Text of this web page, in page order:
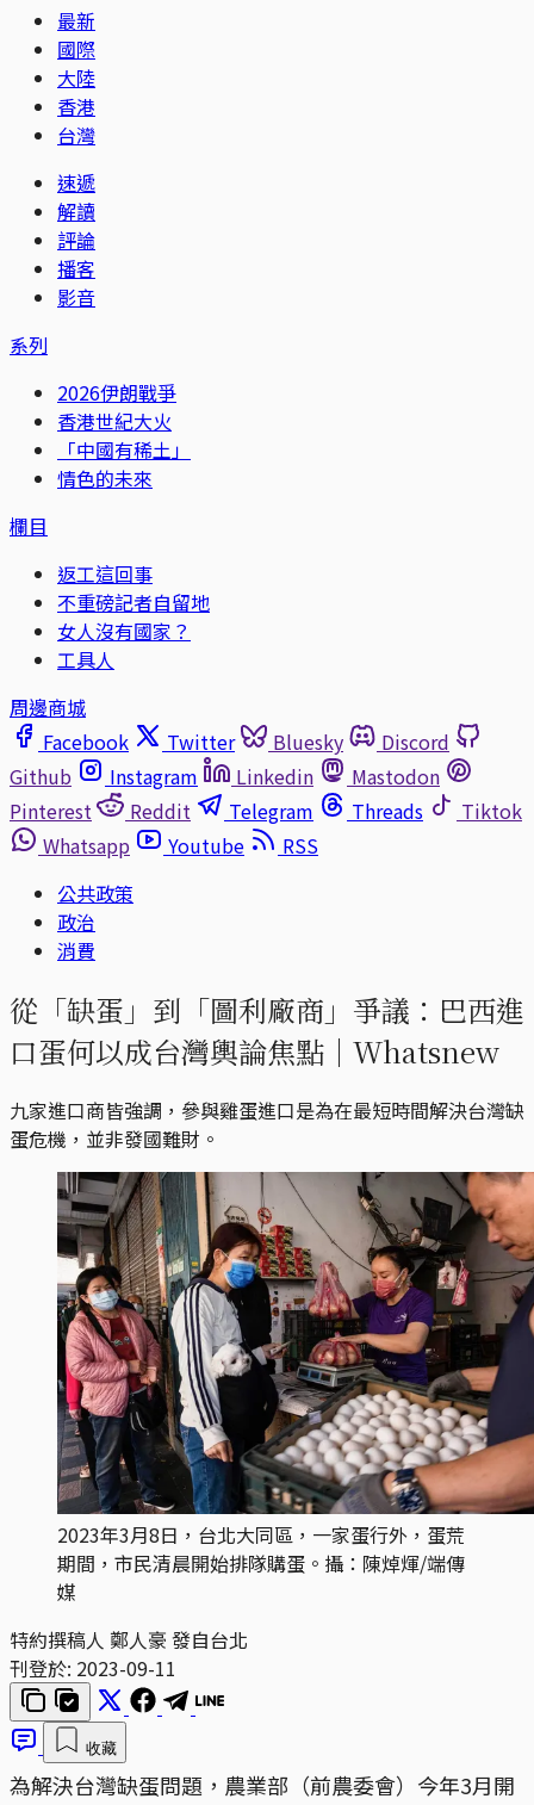
最新
國際
大陸
香港
台灣
速遞
解讀
評論
播客
影音
系列
2026伊朗戰爭
香港世紀大火
「中國有稀土」
情色的未來
欄目
返工這回事
不重磅記者自留地
女人沒有國家？
工具人
周邊商城
Facebook
Twitter Bluesky
Discord
Github
Instagram Linkedin
Mastodon
Pinterest
Reddit Telegram Threads
Tiktok
Whatsapp
Youtube
RSS
公共政策
政治
消費
從「缺蛋」到「圖利廠商」爭議：巴西進
口蛋何以成台灣輿論焦點｜Whatsnew
九家進口商皆強調，參與雞蛋進口是為在最短時間解決台灣缺
蛋危機，並非發國難財。
2023年3月8日，台北大同區，一家蛋行外，蛋荒
期間，市民清晨開始排隊購蛋。攝：陳焯煇/端傳
媒
特約撰稿人 鄭人豪 發自台北
刊登於: 2023-09-11
收藏
為解決台灣缺蛋問題，農業部（前農委會）今年3月開